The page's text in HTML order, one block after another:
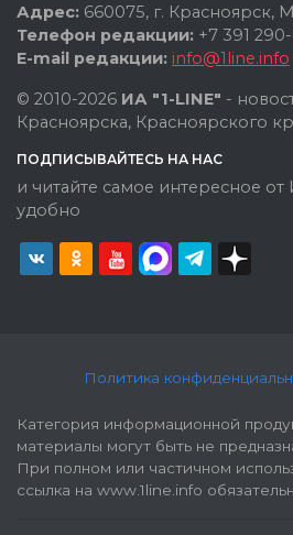
Адрес: 660075, г. Красноярск,
Телефон редакции: +7 391
E-mail редакции: info@1line.info
© 2010-2026 ИА "1-LINE" -
Красноярска, Красноярского
ПОДПИСЫВАЙТЕСЬ НА НАС
и читайте самое интересное от
удобно
Политика
Категория информационной
материалы могут быть не
При полном или частичном
ссылка на www.1line.info